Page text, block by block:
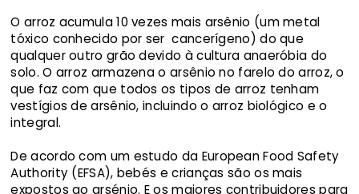
O arroz acumula 10 vezes mais arsênio (um metal
tóxico conhecido por ser cancerígeno) do que
qualquer outro grão devido à cultura anaeróbia do
solo. O arroz armazena o arsênio no farelo do arroz, o
que faz com que todos os tipos de arroz tenham
vestígios de arsênio, incluindo o arroz biológico e o
integral.
De acordo com um estudo da European Food Safety
Authority (EFSA), bebés e crianças são os mais
expostos ao arsénio. E os maiores contribuidores para